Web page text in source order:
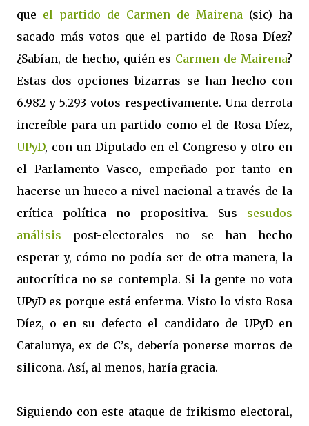
que el partido de Carmen de Mairena (sic) ha
sacado más votos que el partido de Rosa Díez?
¿Sabían, de hecho, quién es Carmen de Mairena?
Estas dos opciones bizarras se han hecho con
6.982 y 5.293 votos respectivamente. Una derrota
increíble para un partido como el de Rosa Díez,
UPyD, con un Diputado en el Congreso y otro en
el Parlamento Vasco, empeñado por tanto en
hacerse un hueco a nivel nacional a través de la
crítica política no propositiva. Sus sesudos
análisis post-electorales no se han hecho
esperar y, cómo no podía ser de otra manera, la
autocrítica no se contempla. Si la gente no vota
UPyD es porque está enferma. Visto lo visto Rosa
Díez, o en su defecto el candidato de UPyD en
Catalunya, ex de C’s, debería ponerse morros de
silicona. Así, al menos, haría gracia.
Siguiendo con este ataque de frikismo electoral,